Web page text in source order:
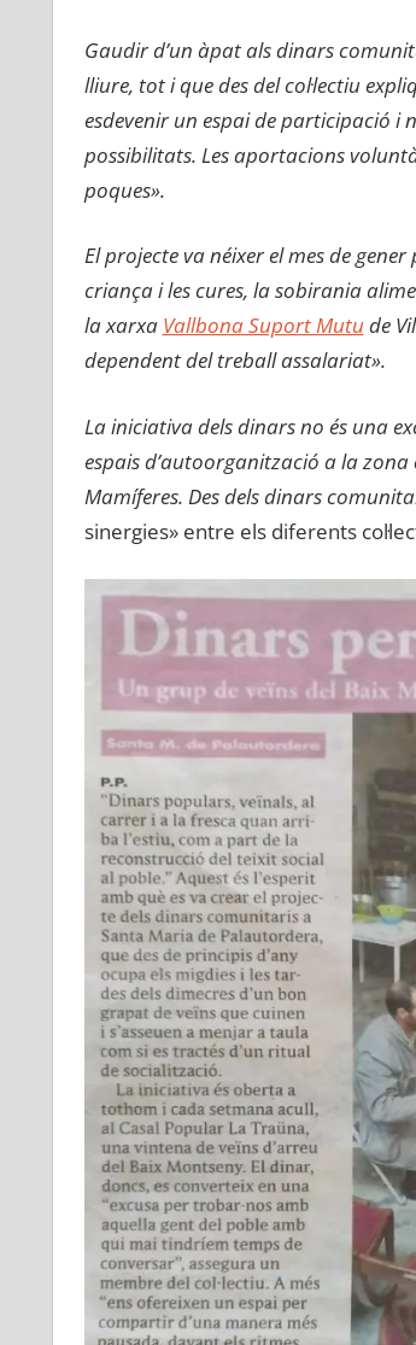
Gaudir d’un àpat als dinars
lliure, tot i que des del col·lectiu
esdevenir un espai de participació i
possibilitats. Les aportacions
poques».
El projecte va néixer el mes de
criança i les cures, la sobirania
la xarxa Vallbona Suport Mutude
dependent del treball assalariat».
La iniciativa dels dinars no és una
espais d’autoorganització a la
Mamíferes. Des dels dinars
sinergies» entre els diferents